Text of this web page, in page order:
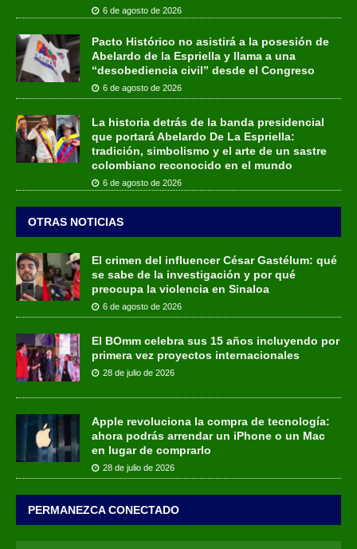
6 de agosto de 2026
Pacto Histórico no asistirá a la posesión de
Abelardo de la Espriella y llama a una
“desobediencia civil” desde el Congreso
6 de agosto de 2026
La historia detrás de la banda presidencial
que portará Abelardo De La Espriella:
tradición, simbolismo y el arte de un sastre
colombiano reconocido en el mundo
6 de agosto de 2026
OTRAS NOTICIAS
El crimen del influencer César Gastélum: qué
se sabe de la investigación y por qué
preocupa la violencia en Sinaloa
6 de agosto de 2026
El BOmm celebra sus 15 años incluyendo por
primera vez proyectos internacionales
28 de julio de 2026
Apple revoluciona la compra de tecnología:
ahora podrás arrendar un iPhone o un Mac
en lugar de comprarlo
28 de julio de 2026
PERMANEZCA CONECTADO